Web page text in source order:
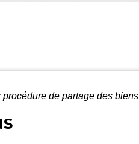
procédure de partage des biens